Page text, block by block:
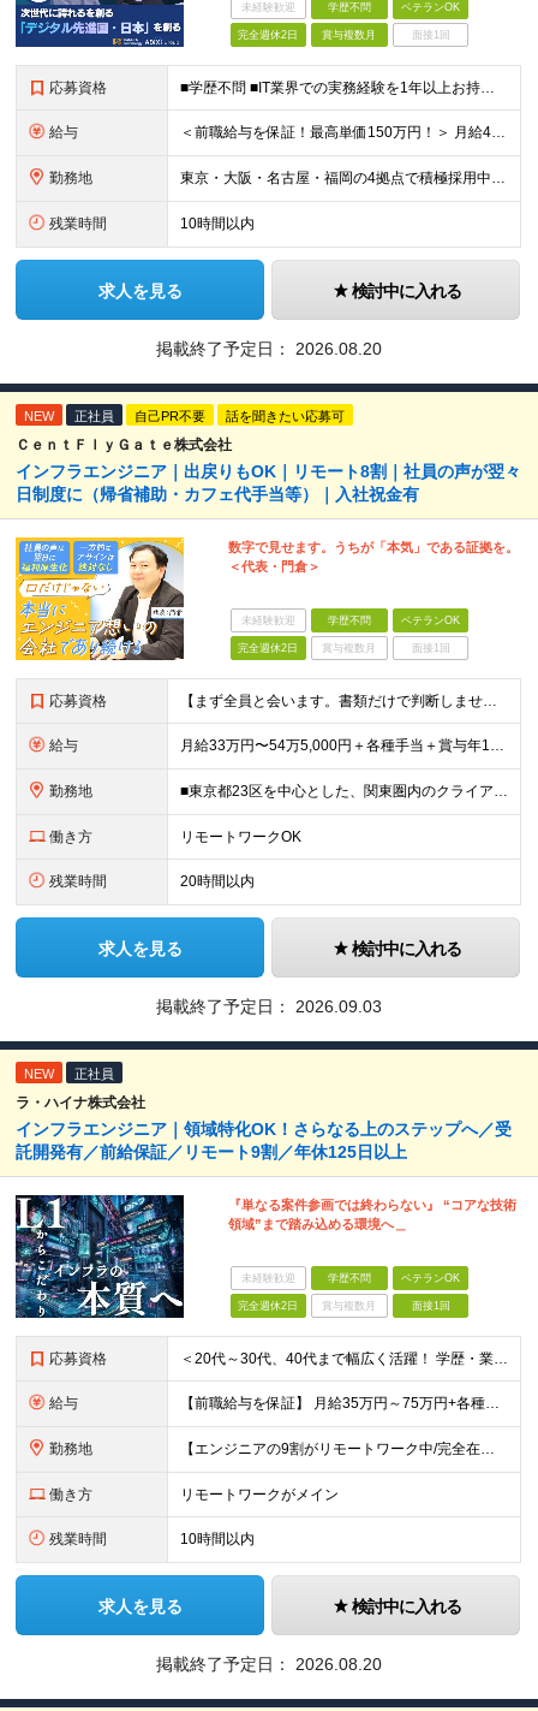
未経験歓迎 学歴不問 ベテランOK
完全週休2日 賞与複数月 面接1回
応募資格 ■学歴不問 ■IT業界での実務経験を1年以上お持ちの方 ★経験した業務範囲／使用言語などの開発環境／前職での雇用形態は一切不問です！ 【設立4年目で440名に拡大中！】 年齢・経験も多様なメンバーが
給与 ＜前職給与を保証！最高単価150万円！＞ 月給40万円～120万円+賞与 ◎入社した全員が年収UPしています！平均161万円UP！ ※経験・能力などを考慮の上、決定します。 ※上記給与には、月30
勤務地 東京・大阪・名古屋・福岡の4拠点で積極採用中。 ※転居を伴う転勤はなし。U・Iターン大歓迎！ ※本社または各拠点近郊のプロジェクト先での勤務となります。 ※プロジェクトにより、フルリモート相談可 【
残業時間 10時間以内
求人を見る 検討中に入れる
掲載終了予定日： 2026.08.20
NEW 正社員 自己PR不要 話を聞きたい応募可
ＣｅｎｔＦｌｙＧａｔｅ株式会社
インフラエンジニア｜出戻りもOK｜リモート8割｜社員の声が翌々
日制度に（帰省補助・カフェ代手当等）｜入社祝金有
数字で見せます。うちが「本気」である証拠を。
＜代表・門倉＞
未経験歓迎 学歴不問 ベテランOK
完全週休2日 賞与複数月 面接1回
応募資格 【まず全員と会います。書類だけで判断しません。】 ■学歴不問 ■何らかのITエンジニア実務経験をお持ちの方（年数・工程・領域不問） ◎こんな方も歓迎します！ ・別業界を経験してIT業界に戻りたい「
給与 月給33万円〜54万5,000円＋各種手当＋賞与年1回 ※経験・スキルを考慮のうえ、双方が納得するまで話し合って決定します。 ※上記月給額にはみなし残業手当（20時間分／4万5000円～）を含む（超
勤務地 ■東京都23区を中心とした、関東圏内のクライアント先 ※東京・渋谷・銀座・横浜の案件が多数 ★転勤はありません！ ★勤務地は希望を考慮します！ ★全社員の約8割がリモートワーク実施中！ プロジェク
働き方 リモートワークOK
残業時間 20時間以内
求人を見る 検討中に入れる
掲載終了予定日： 2026.09.03
NEW 正社員
ラ・ハイナ株式会社
インフラエンジニア｜領域特化OK！さらなる上のステップへ／受
託開発有／前給保証／リモート9割／年休125日以上
『単なる案件参画では終わらない』 “コアな技術
領域”まで踏み込める環境へ＿
未経験歓迎 学歴不問 ベテランOK
完全週休2日 賞与複数月 面接1回
応募資格 ＜20代～30代、40代まで幅広く活躍！ 学歴・業界・領域不問＞ インフラエンジニアとして下記いずれかの経験がある方 ■設計・構築の経験（サーバ、ネットワーク、クラウド、セキュリティ、データベース）
給与 【前職給与を保証】 月給35万円～75万円+各種手当+決算賞与 ★資格手当や資格取得報奨金、役職手当など待遇、福利厚生が充実！ ★1年で年収100万円以上アップした社員も在籍！ ※経験・スキルを考
勤務地 【エンジニアの9割がリモートワーク中/完全在宅ワークで働くメンバーも◎】 現在、エンジニアの約9割がリモートワークを実施。 そのうち約3割がフルリモートで勤務しており、地方在住のメンバーも活躍していま
働き方 リモートワークがメイン
残業時間 10時間以内
求人を見る 検討中に入れる
掲載終了予定日： 2026.08.20